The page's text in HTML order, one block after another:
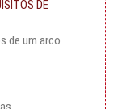
DE
de um arco